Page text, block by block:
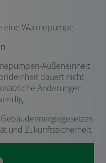
eine Wärmepumpe.
Außeneinheit
dauert nicht
Änderungen
und Zukunftssicherheit.